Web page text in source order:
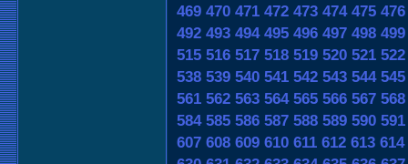
469 470 471 472 473 474 475 476
492 493 494 495 496 497 498 499
515 516 517 518 519 520 521 522
538 539 540 541 542 543 544 545
561 562 563 564 565 566 567 568
584 585 586 587 588 589 590 591
607 608 609 610 611 612 613 614